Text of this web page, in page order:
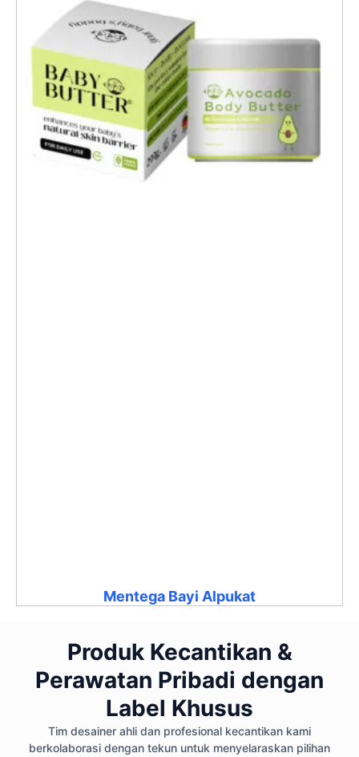
Mentega Bayi Alpukat
Produk Kecantikan &
Perawatan Pribadi dengan
Label Khusus
Tim desainer ahli dan profesional kecantikan kami
berkolaborasi dengan tekun untuk menyelaraskan pilihan